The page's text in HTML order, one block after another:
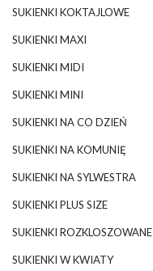
SUKIENKI KOKTAJLOWE
SUKIENKI MAXI
SUKIENKI MIDI
SUKIENKI MINI
SUKIENKI NA CO DZIEŃ
SUKIENKI NA KOMUNIĘ
SUKIENKI NA SYLWESTRA
SUKIENKI PLUS SIZE
SUKIENKI ROZKLOSZOWANE
SUKIENKI W KWIATY